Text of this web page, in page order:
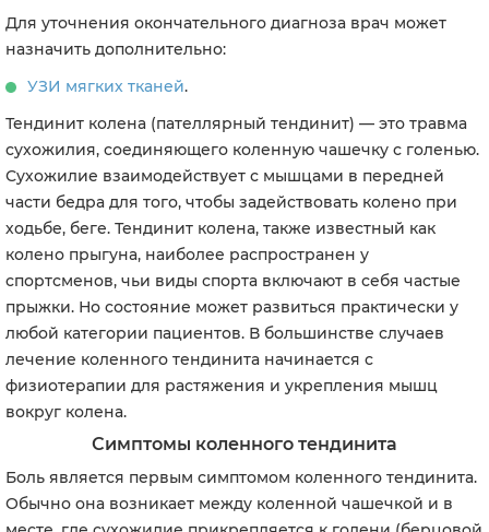
Для уточнения окончательного диагноза врач может
назначить дополнительно:
УЗИ мягких тканей.
Тендинит колена (пателлярный тендинит) — это травма
сухожилия, соединяющего коленную чашечку с голенью.
Сухожилие взаимодействует с мышцами в передней
части бедра для того, чтобы задействовать колено при
ходьбе, беге. Тендинит колена, также известный как
колено прыгуна, наиболее распространен у
спортсменов, чьи виды спорта включают в себя частые
прыжки. Но состояние может развиться практически у
любой категории пациентов. В большинстве случаев
лечение коленного тендинита начинается с
физиотерапии для растяжения и укрепления мышц
вокруг колена.
Симптомы коленного тендинита
Боль является первым симптомом коленного тендинита.
Обычно она возникает между коленной чашечкой и в